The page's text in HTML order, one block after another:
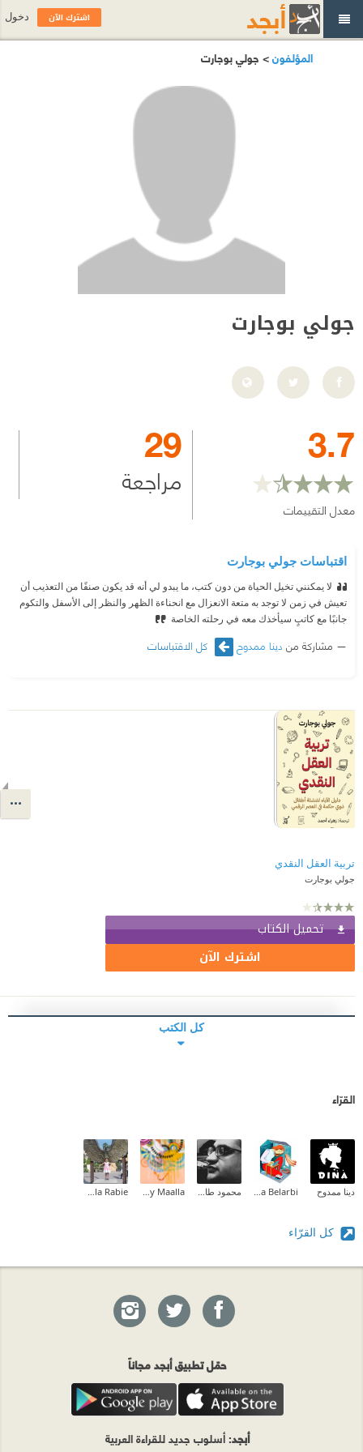
المؤلفون> جولي بوجارت
جولي بوجارت
3.7
معدل التقييمات
29
مراجعة
اقتباسات جولي بوجارت
لا يمكنني تخيل الحياة من دون كتب، ما يبدو لي أنه قد يكون صنفًا من التعذيب أن
تعيش في زمن لا توجد به متعة الانعزال مع انحناءة الظهر والنظر إلى الأسفل والتكوم
جانبًا مع كاتبٍ سيأخذك معه في رحلته الخاصة
مشاركة من دينا ممدوح كل الاقتباسات
تربية العقل النقدي
جولي بوجارت
تحميل الكتاب
اشترك الآن
كل الكتب
القرّاء
دينا ممدوح
كل القرّاء
اشترك الآن دخول
حمّل تطبيق أبجد مجاناً
أبجد: أسلوب جديد للقراءة العربية